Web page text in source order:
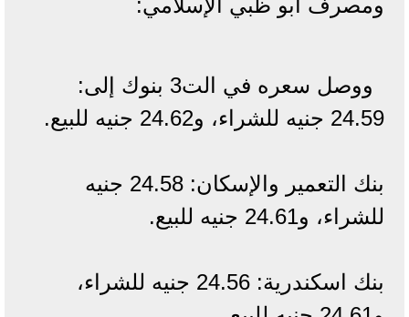
ووصل سعره في الت3 بنوك إلى:
24.59 جنيه للشراء، و24.62 جنيه للبيع.
بنك التعمير والإسكان: 24.58 جنيه
للشراء، و24.61 جنيه للبيع.
بنك اسكندرية: 24.56 جنيه للشراء،